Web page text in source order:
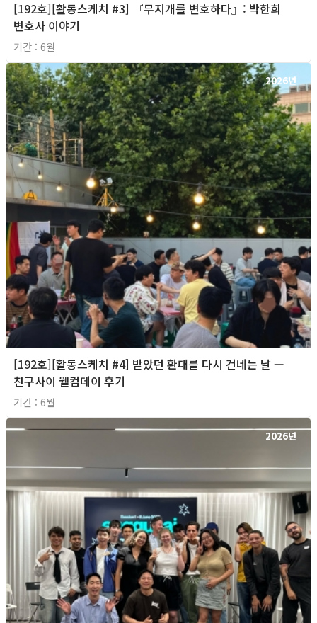
[192호][활동스케치 #3] 『무지개를 변호하다』: 박한희
변호사 이야기
기간 : 6월
2026년
[192호][활동스케치 #4] 받았던 환대를 다시 건네는 날 —
친구사이 웰컴데이 후기
기간 : 6월
2026년